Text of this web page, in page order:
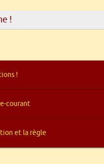
!
!
courant
et la règle